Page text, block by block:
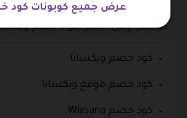
عند استخدام أحد أكواد خصم
المتجر، ومن أشهر أكواد خصم
كود خصم ويكسانا.
كود خصم موقع ويكسانا.
كود خصم Wixsana.
عرض جميع كوبونات كود